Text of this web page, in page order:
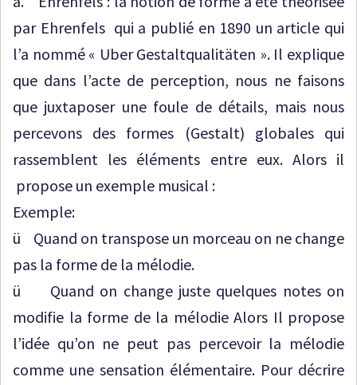
par Ehrenfels qui a publié en 1890 un article qui
l’a nommé « Uber Gestaltqualitäten ». Il explique
que dans l’acte de perception, nous ne faisons
que juxtaposer une foule de détails, mais nous
percevons des formes (Gestalt) globales qui
rassemblent les éléments entre eux. Alors il
propose un exemple musical :
Exemple:
ü Quand on transpose un morceau on ne change
pas la forme de la mélodie.
ü Quand on change juste quelques notes on
modifie la forme de la mélodie Alors Il propose
l’idée qu’on ne peut pas percevoir la mélodie
comme une sensation élémentaire. Pour décrire